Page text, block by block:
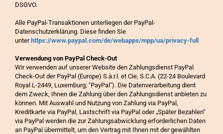
DSGVO.
Alle PayPal-Transaktionen unterliegen der PayPal-
Datenschutzerklärung. Diese finden Sie
unter https://www.paypal.com/de/webapps/mpp/ua/privacy-full
Verwendung von PayPal Check-Out
Wir verwenden auf unserer Website den Zahlungsdienst PayPal
Check-Out der PayPal (Europe) S.à.r.l. et Cie, S.C.A. (22-24 Boulevard
Royal L-2449, Luxemburg; "PayPal"). Die Datenverarbeitung dient
dem Zweck, Ihnen die Zahlung über den Zahlungsdienst anbieten zu
können. Mit Auswahl und Nutzung von Zahlung via PayPal,
Kreditkarte via PayPal, Lastschrift via PayPal oder „Später Bezahlen“
via PayPal werden die zur Zahlungsabwicklung erforderlichen Daten
an PayPal übermittelt, um den Vertrag mit Ihnen mit der gewählten